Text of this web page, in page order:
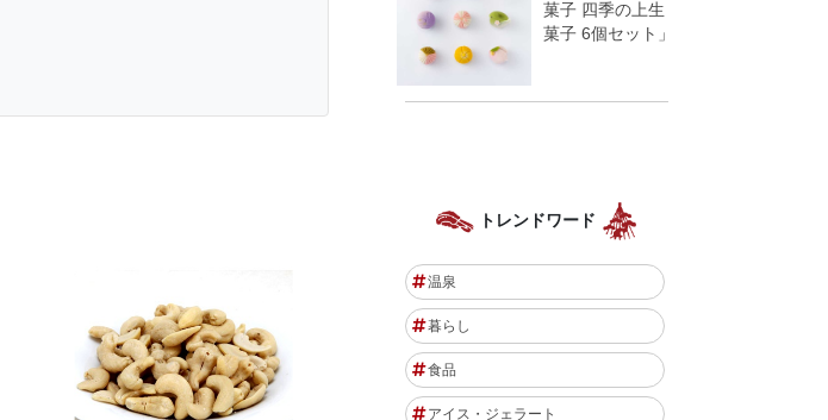
菓子 四季の上生
菓子 6個セット」
トレンドワード
温泉
暮らし
食品
アイス・ジェラート